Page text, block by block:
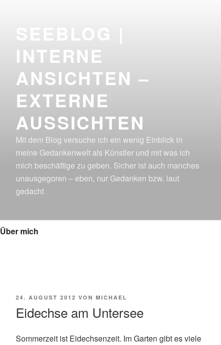
INTERNE
ANSICHTEN –
EXTERNE
AUSSICHTEN
Mit dem Blog versuche ich ein wenig Einblick in
meine Gedankenwelt als Künstler und mit was ich
mich beschäftige zu geben. Sicher ist auch manches
unausgegoren – eben, nur Gedanken bzw. laut
gedacht
Über mich
VERÖFFENTLICHT
24. AUGUST 2012 VON MICHAEL
Eidechse am Untersee
Sommerzeit ist Eidechsenzeit. Im Garten gibt es viele